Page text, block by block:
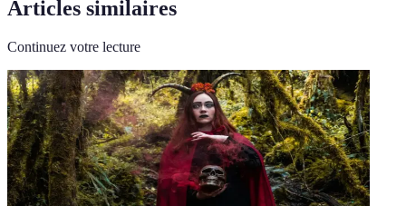
Articles similaires
Continuez votre lecture